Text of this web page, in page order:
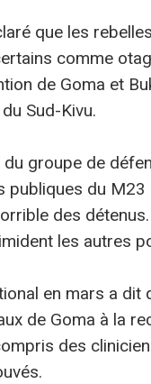
que les
comme
de Goma et
Sud-Kivu.
groupe de
du
des
les autres
en mars a
de Goma à la
des